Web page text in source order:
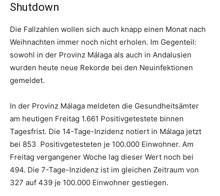
Shutdown
Die Fallzahlen wollen sich auch knapp einen Monat nach
Weihnachten immer noch nicht erholen. Im Gegenteil:
sowohl in der Provinz Málaga als auch in Andalusien
wurden heute neue Rekorde bei den Neuinfektionen
gemeldet.
In der Provinz Málaga meldeten die Gesundheitsämter
am heutigen Freitag 1.661 Positivgetestete binnen
Tagesfrist. Die 14-Tage-Inzidenz notiert in Málaga jetzt
bei 853 Positivgetesteten je 100.000 Einwohner. Am
Freitag vergangener Woche lag dieser Wert noch bei
494. Die 7-Tage-Inzidenz ist im gleichen Zeitraum von
327 auf 439 je 100.000 Einwohner gestiegen.